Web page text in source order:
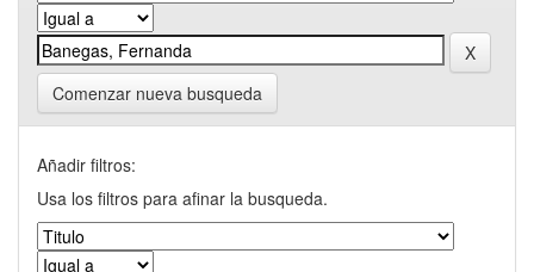
Comenzar nueva busqueda
Añadir filtros:
Usa los filtros para afinar la busqueda.